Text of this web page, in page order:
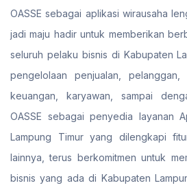
OASSE sebagai aplikasi wirausaha
jadi maju hadir untuk memberikan
seluruh pelaku bisnis di Kabupaten
pengelolaan penjualan, pelanggan,
keuangan, karyawan, sampai
OASSE sebagai penyedia layanan
Lampung Timur yang dilengkapi
lainnya, terus berkomitmen untuk
bisnis yang ada di Kabupaten